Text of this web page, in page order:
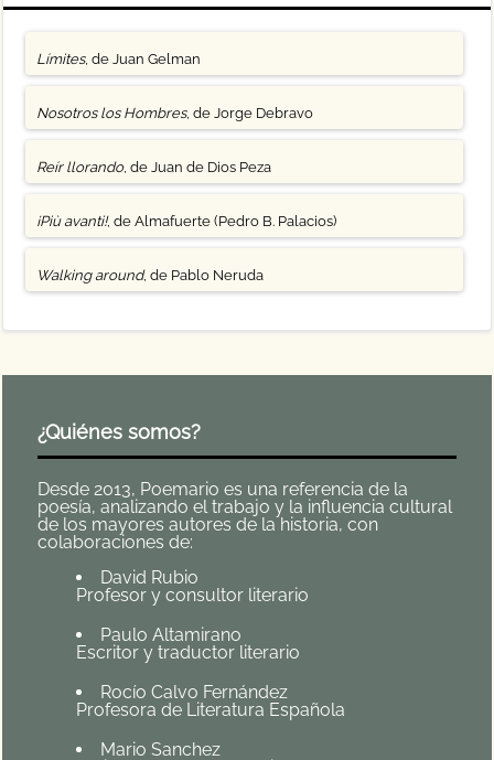
Límites, de Juan Gelman
Nosotros los Hombres, de Jorge Debravo
Reír llorando, de Juan de Dios Peza
¡Più avanti!, de Almafuerte (Pedro B. Palacios)
Walking around, de Pablo Neruda
¿Quiénes somos?
Desde 2013, Poemario es una referencia de la
poesía, analizando el trabajo y la influencia cultural
de los mayores autores de la historia, con
colaboraciones de:
David Rubio
Profesor y consultor literario
Paulo Altamirano
Escritor y traductor literario
Rocío Calvo Fernández
Profesora de Literatura Española
Mario Sanchez